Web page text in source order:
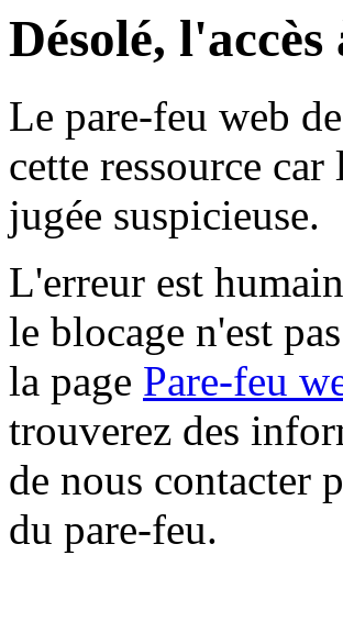
Désolé,
Le pare-feu web
cette ressource
jugée suspicieuse.
L'erreur est
le blocage n'est
la page Pare-feu
trouverez des
de nous contacter
du pare-feu.